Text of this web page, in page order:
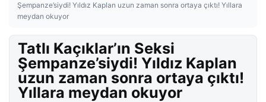
Şempanze’siydi! Yıldız Kaplan uzun zaman sonra ortaya çıktı! Yıllara
meydan okuyor
Tatlı Kaçıklar’ın Seksi
Şempanze’siydi! Yıldız Kaplan
uzun zaman sonra ortaya çıktı!
Yıllara meydan okuyor